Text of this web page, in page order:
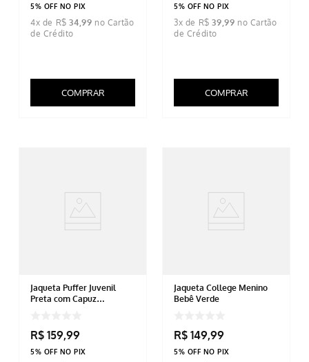
5% OFF NO PIX
4x de R$ 34,99
COMPRAR
5% OFF NO PIX
3x de R$ 39,99
COMPRAR
Jaqueta Puffer Juvenil
Preta com Capuz
R$ 159,99
5% OFF NO PIX
Jaqueta College Menino
Bebê Verde
R$ 149,99
5% OFF NO PIX